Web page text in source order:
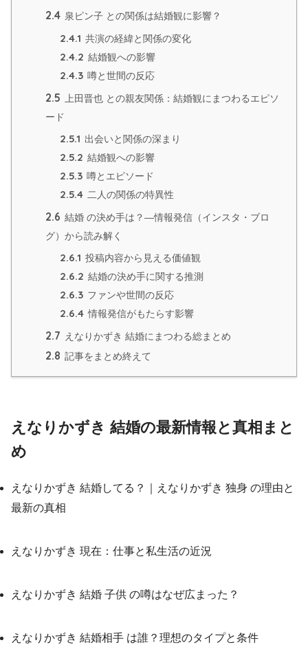
2.4 泉ピン子 との関係は結婚観に影響？
2.4.1 共演の経緯と関係の変化
2.4.2 結婚観への影響
2.4.3 噂と世間の反応
2.5
上田晋也 との親友関係：結婚観にまつわるエピソ
ード
2.5.1 出会いと関係の深まり
2.5.2 結婚観への影響
2.5.3 噂とエピソード
2.5.4 二人の関係の特異性
2.6 結婚 の決め手は？—情報発信（インスタ・ブロ
グ）から読み解く
2.6.1 投稿内容から見える価値観
2.6.2 結婚の決め手に関する推測
2.6.3 ファンや世間の反応
2.6.4 情報発信がもたらす影響
2.7 えなりかずき 結婚にまつわる総まとめ
2.8 記事をまとめ終えて
えなりかずき 結婚の最新情報と真相まと
め
えなりかずき 結婚してる？｜えなりかずき 独身 の理由と
最新の真相
えなりかずき 現在：仕事と私生活の近況
えなりかずき 結婚 子供 の噂はなぜ広まった？
えなりかずき 結婚相手 は誰？理想のタイプと条件